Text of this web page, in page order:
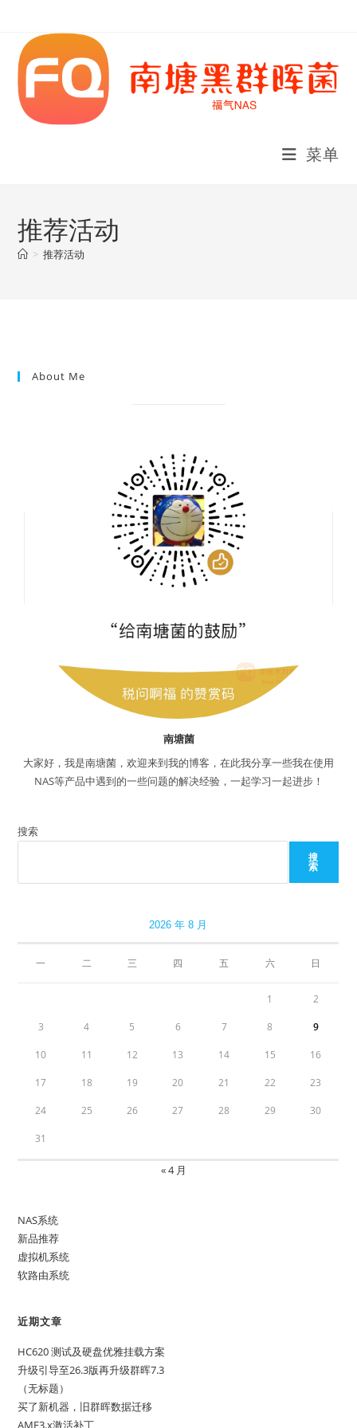
content
菜单
推荐活动
> 推荐活动
About Me
南塘菌
大家好，我是南塘菌，欢迎来到我的博客，在此我分享一些我在使用
NAS等产品中遇到的一些问题的解决经验，一起学习一起进步！
搜索
搜
索
2026 年 8 月
一 二 三 四 五 六 日
1 2
3 4 5 6 7 8 9
10 11 12 13 14 15 16
17 18 19 20 21 22 23
24 25 26 27 28 29 30
31
« 4 月
NAS系统
新品推荐
虚拟机系统
软路由系统
近期文章
HC620 测试及硬盘优雅挂载方案
升级引导至26.3版再升级群晖7.3
（无标题）
买了新机器，旧群晖数据迁移
AME3.x激活补丁